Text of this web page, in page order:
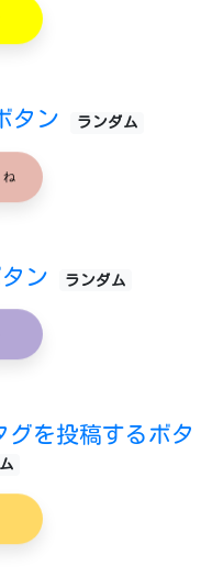
タン ランダム
ン ランダム
グを投稿するボタ